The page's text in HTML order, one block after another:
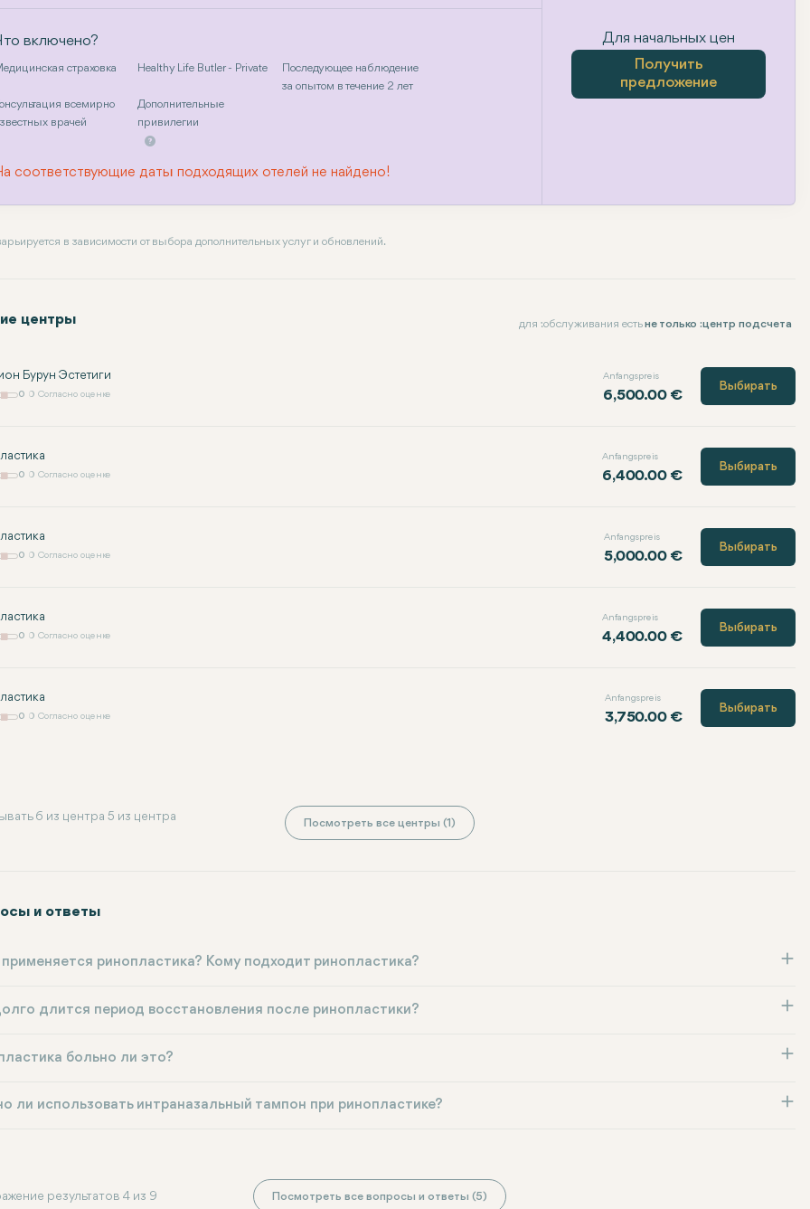
включено?
страховка Healthy Life Butler - Private
Последующее наблюдение
за опытом в течение 2 лет
всемирно
врачей
Дополнительные
привилегии
соответствующие даты подходящих отелей не найдено!
Для начальных цен
Получить
предложение
в зависимости от выбора дополнительных услуг и обновлений.
центры для :обслуживания естьне только :центр подсчета
Бурун Эстетиги
0 0 Согласно оценке
Anfangspreis
6,500.00 €
Выбирать
0 0 Согласно оценке
Anfangspreis
6,400.00 €
Выбирать
0 0 Согласно оценке
Anfangspreis
5,000.00 €
Выбирать
0 0 Согласно оценке
Anfangspreis
4,400.00 €
Выбирать
0 0 Согласно оценке
Anfangspreis
3,750.00 €
Выбирать
6 из центра 5 из центра
Посмотреть все центры (1)
и ответы
ринопластика? Кому подходит ринопластика?
длится период восстановления после ринопластики?
больно ли это?
ли использовать интраназальный тампон при ринопластике?
результатов 4 из 9 Посмотреть все вопросы и ответы (5)